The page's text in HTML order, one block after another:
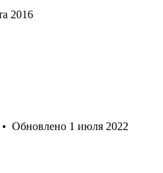
2016
• Обновлено 1 июля 2022